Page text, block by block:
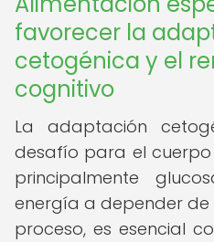
favorecer la
cetogénica y el
cognitivo
La adaptación
desafío para el
principalmente
energía a depender de
proceso, es esencial